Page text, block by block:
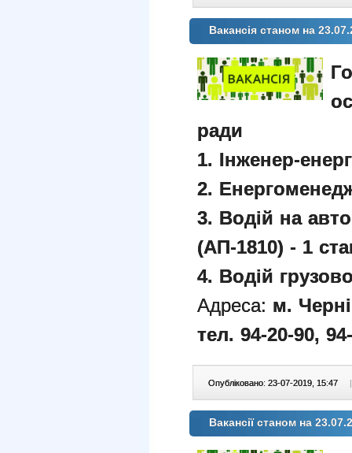
Вакансія станом на
ради
1. Інженер-
2.
3. Водій на
(АП-1810) - 1
4. Водій
Адреса: м.
тел. 94-20-90,
Опубліковано: 23-07-2019, 15:47 |
Вакансії станом на